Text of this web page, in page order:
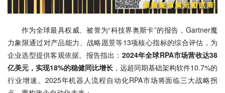
作为全球最具权威、被誉为“科技界奥斯卡”的报告，Gartner魔
力象限通过对产品能力、战略愿景等13项核心指标的综合评估，为
企业选型提供客观依据。报告指出： 2024年全球RPA市场营收达38
亿美元，实现18%的稳健同比增长 ，远超同期基础架构软件10.7%的
行业增速。2025年机器人流程自动化RPA市场将面临三大战略拐